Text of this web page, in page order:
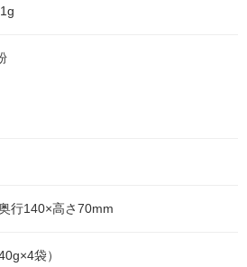
行140×高さ70mm
袋）